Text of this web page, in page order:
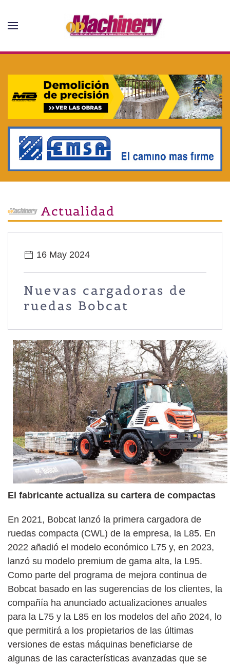
Skip to main content
Actualidad
16 May 2024
Nuevas cargadoras de
ruedas Bobcat
El fabricante actualiza su cartera de compactas
En 2021, Bobcat lanzó la primera cargadora de
ruedas compacta (CWL) de la empresa, la L85. En
2022 añadió el modelo económico L75 y, en 2023,
lanzó su modelo premium de gama alta, la L95.
Como parte del programa de mejora continua de
Bobcat basado en las sugerencias de los clientes, la
compañía ha anunciado actualizaciones anuales
para la L75 y la L85 en los modelos del año 2024, lo
que permitirá a los propietarios de las últimas
versiones de estas máquinas beneficiarse de
algunas de las características avanzadas que se